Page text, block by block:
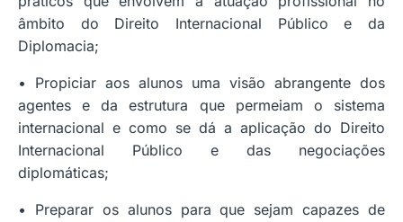
âmbito do Direito Internacional Público e da
Diplomacia;
• Propiciar aos alunos uma visão abrangente dos
agentes e da estrutura que permeiam o sistema
internacional e como se dá a aplicação do Direito
Internacional Público e das negociações
diplomáticas;
• Preparar os alunos para que sejam capazes de